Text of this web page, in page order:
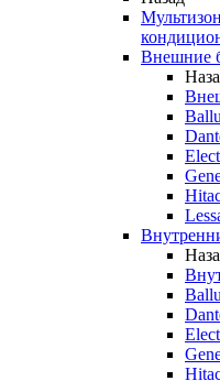
Внешние
Ballu
Ballu